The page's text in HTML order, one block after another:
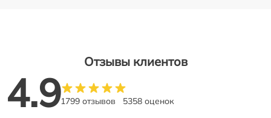
Отзывы клиентов
4.91799 отзывов 5358 оценок